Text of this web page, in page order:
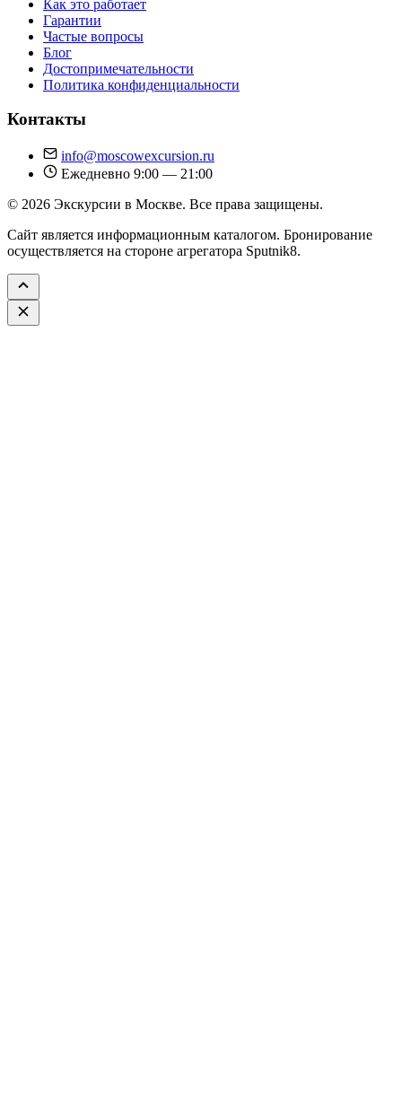
Как это работает
Гарантии
Частые вопросы
Блог
Достопримечательности
Политика конфиденциальности
Контакты
info@moscowexcursion.ru
Ежедневно 9:00 — 21:00
© 2026 Экскурсии в Москве. Все права защищены.
Сайт является информационным каталогом. Бронирование
осуществляется на стороне агрегатора Sputnik8.